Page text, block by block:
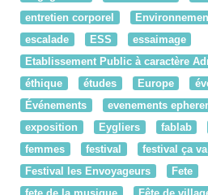
entretien corporel
escalade
ESS
essaimage
Etablissement Public à caractère
éthique
études Europe
Événements
evenements
exposition
Eygliers fablab
femmes
festival
festival ça
Festival les Envoyageurs
Fete